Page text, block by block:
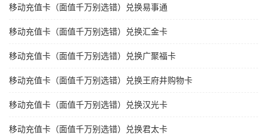
移动充值卡（面值千万别选错）兑换易事通
移动充值卡（面值千万别选错）兑换汇金卡
移动充值卡（面值千万别选错）兑换广聚福卡
移动充值卡（面值千万别选错）兑换王府井购物卡
移动充值卡（面值千万别选错）兑换汉光卡
移动充值卡（面值千万别选错）兑换君太卡